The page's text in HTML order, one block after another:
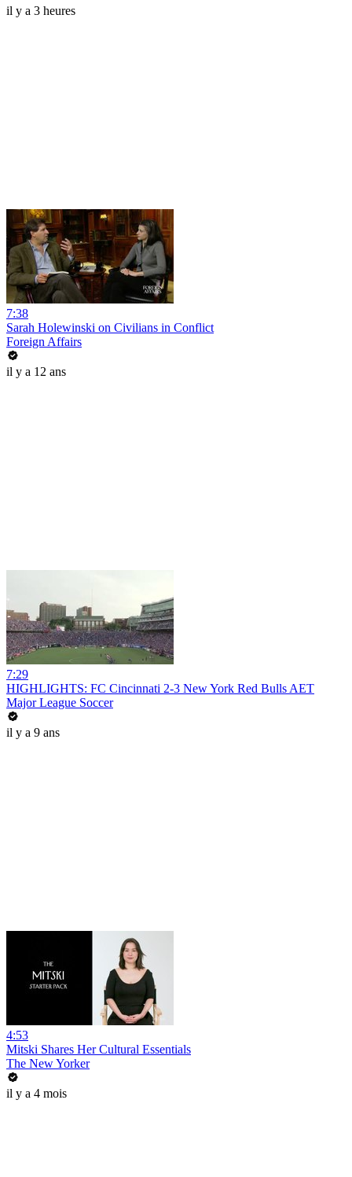
il y a 3 heures
7:38
Sarah Holewinski on Civilians in Conflict
Foreign Affairs
il y a 12 ans
7:29
HIGHLIGHTS: FC Cincinnati 2-3 New York Red Bulls AET
Major League Soccer
il y a 9 ans
4:53
Mitski Shares Her Cultural Essentials
The New Yorker
il y a 4 mois